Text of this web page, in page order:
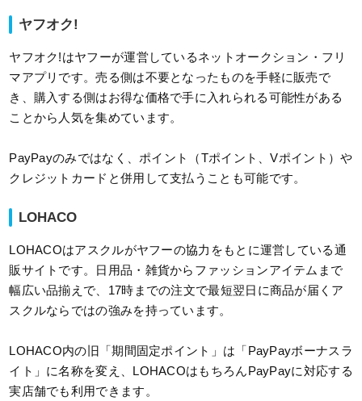
ヤフオク!
ヤフオク!はヤフーが運営しているネットオークション・フリ
マアプリです。売る側は不要となったものを手軽に販売で
き、購入する側はお得な価格で手に入れられる可能性がある
ことから人気を集めています。
PayPayのみではなく、ポイント（Tポイント、Vポイント）や
クレジットカードと併用して支払うことも可能です。
LOHACO
LOHACOはアスクルがヤフーの協力をもとに運営している通
販サイトです。日用品・雑貨からファッションアイテムまで
幅広い品揃えで、17時までの注文で最短翌日に商品が届くア
スクルならではの強みを持っています。
LOHACO内の旧「期間固定ポイント」は「PayPayボーナスラ
イト」に名称を変え、LOHACOはもちろんPayPayに対応する
実店舗でも利用できます。